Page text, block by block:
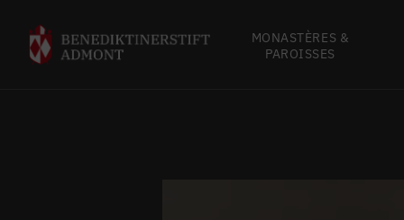
MONASTÈRES &
PAROISSES